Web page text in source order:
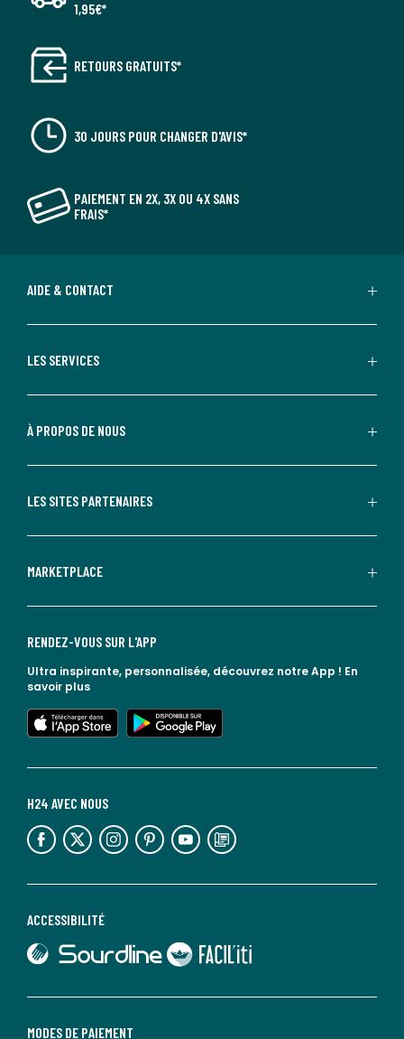
1,95€*
RETOURS GRATUITS*
30 JOURS POUR CHANGER D'AVIS*
PAIEMENT EN 2X, 3X OU 4X SANS
FRAIS*
AIDE & CONTACT
LES SERVICES
À PROPOS DE NOUS
LES SITES PARTENAIRES
MARKETPLACE
MODES DE PAIEMENT
ACCESSIBILITÉ
lien vers Sourdline
lien vers Faciliti
H24 AVEC NOUS
lien vers l'espace réseaux sociaux lien vers l'espace réseaux sociaux lien vers l'espace réseaux sociaux lien vers l'espace réseaux sociaux lien vers l'espace réseaux sociaux lien vers le blog la redoute
RENDEZ-VOUS SUR L'APP
Ultra inspirante, personnalisée, découvrez notre App ! En
savoir plus
lien vers l'app store
lien vers google play